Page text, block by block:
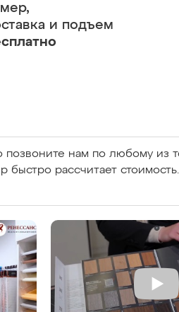
и подъем
позвоните нам по любому из
быстро рассчитает стоимость.